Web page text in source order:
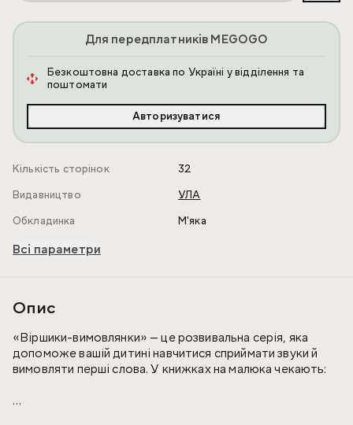
Для передплатників MEGOGO
Безкоштовна доставка по Україні у відділення та
поштомати
Авторизуватися
Кількість сторінок
32
Видавництво
УЛА
Обкладинка
М'яка
Всі параметри
Опис
«Віршики-вимовлянки» — це розвивальна серія, яка
допоможе вашій дитині навчитися сприймати звуки й
вимовляти перші слова. У книжках на малюка чекають: